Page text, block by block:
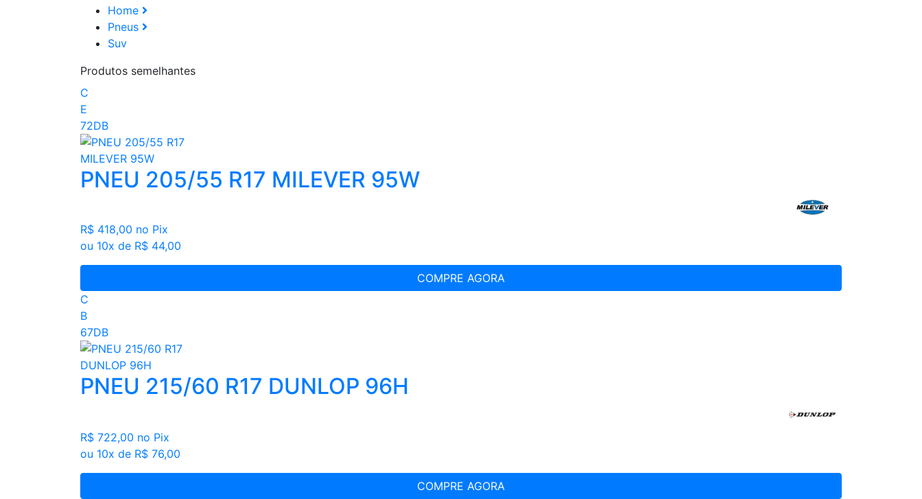
Home
Pneus
Suv
Produtos semelhantes
C
E
72DB
PNEU 205/55 R17 MILEVER 95W
R$ 418,00 no Pix
ou 10x de R$ 44,00
COMPRE AGORA
C
B
67DB
PNEU 215/60 R17 DUNLOP 96H
R$ 722,00 no Pix
ou 10x de R$ 76,00
COMPRE AGORA